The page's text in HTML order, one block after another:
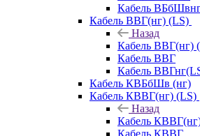
Кабель
Кабель ВВГ(нг) (LS)
Назад
Кабель ВВГ(нг)
Кабель ВВГ
Кабель
Кабель КВБбШв (нг)
Кабель КВВГ(нг) (LS)
Назад
Кабель
Кабель КВВГ